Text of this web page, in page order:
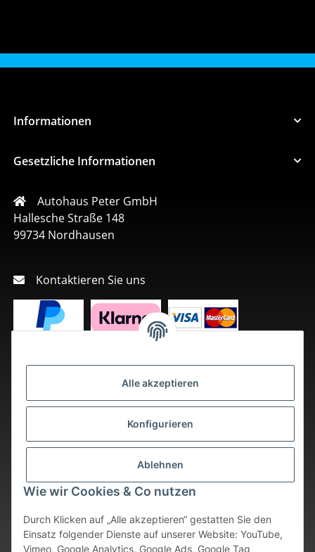
Alle akzeptieren
Konfigurieren
Ablehnen
Wie wir Cookies & Co nutzen
Durch Klicken auf „Alle akzeptieren“ gestatten Sie den
Einsatz folgender Dienste auf unserer Website: YouTube,
Vimeo, Google Analytics, Google Ads, Google Tag
Informationen
Gesetzliche Informationen
Autohaus Peter GmbH
Hallesche Straße 148
99734 Nordhausen
Kontaktieren Sie uns